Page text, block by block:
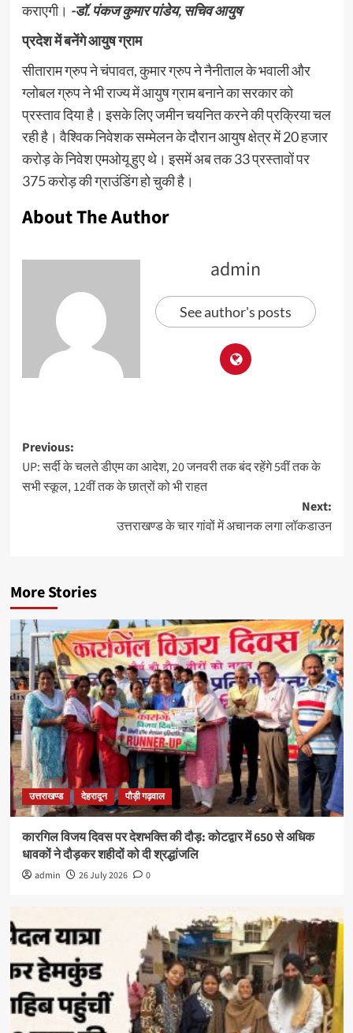
कराएगी। -डॉ. पंकज कुमार पांडेय, सचिव आयुष
प्रदेश में बनेंगे आयुष ग्राम
सीताराम ग्रुप ने चंपावत, कुमार ग्रुप ने नैनीताल के भवाली और
ग्लोबल ग्रुप ने भी राज्य में आयुष ग्राम बनाने का सरकार को
प्रस्ताव दिया है। इसके लिए जमीन चयनित करने की प्रक्रिया चल
रही है। वैश्विक निवेशक सम्मेलन के दौरान आयुष क्षेत्र में 20 हजार
करोड़ के निवेश एमओयू हुए थे। इसमें अब तक 33 प्रस्तावों पर
375 करोड़ की ग्राउंडिंग हो चुकी है।
About The Author
admin
See author's posts
Previous:
UP: सर्दी के चलते डीएम का आदेश, 20 जनवरी तक बंद रहेंगे 5वीं तक के
सभी स्कूल, 12वीं तक के छात्रों को भी राहत
Next:
उत्तराखण्ड के चार गांवों में अचानक लगा लॉकडाउन
More Stories
उत्तराखण्ड देहरादून पौड़ी गढ़वाल
कारगिल विजय दिवस पर देशभक्ति की दौड़: कोटद्वार में 650 से अधिक
धावकों ने दौड़कर शहीदों को दी श्रद्धांजलि
admin 26 July 2026 0